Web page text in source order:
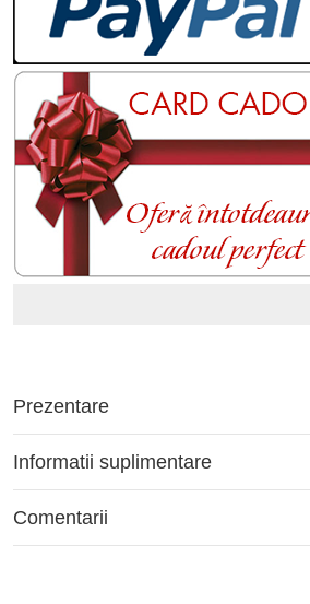
Prezentare
Informatii suplimentare
Comentarii